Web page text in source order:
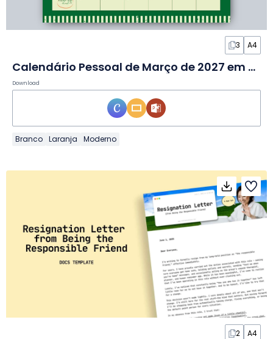
3 A4
Calendário Pessoal de Março de 2027 em Slides
Download
Branco Laranja Moderno
2 A4